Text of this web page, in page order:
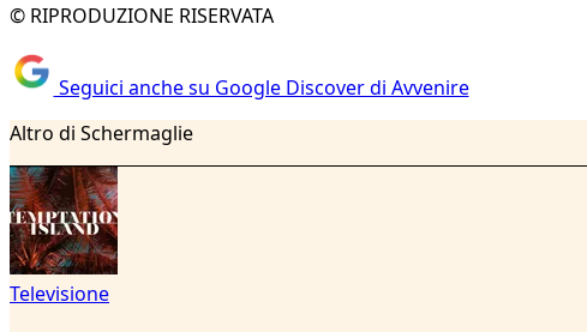
© RIPRODUZIONE RISERVATA
Seguici anche su Google Discover di Avvenire
Altro di Schermaglie
Televisione